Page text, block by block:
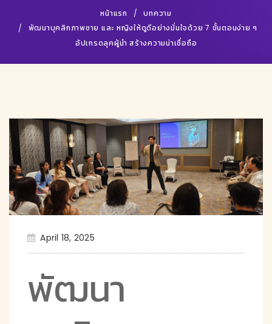
หน้าแรก
บทความ
พัฒนาบุคลิกภาพชาย และ หญิงให้ดูดีอย่างมั่นใจด้วย 7 ขั้นตอนง่าย ๆ
อัปเกรดลุคผู้นำ สร้างความน่าเชื่อถือ
April 18, 2025
พัฒนา